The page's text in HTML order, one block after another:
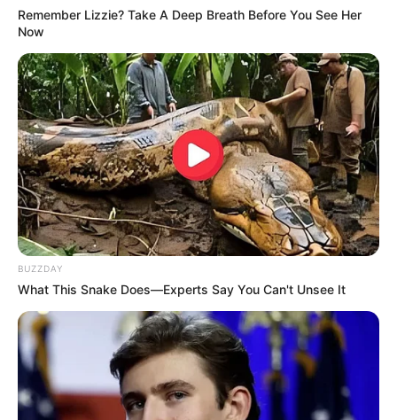
Remember Lizzie? Take A Deep Breath Before You See Her
Now
BUZZDAY
What This Snake Does—Experts Say You Can't Unsee It